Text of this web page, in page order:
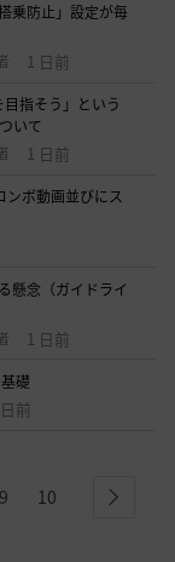
乗防止」設定が毎
1 日前
目指そう」という
いて
1 日前
ンボ動画並びにス
懸念（ガイドライ
1 日前
礎
前
9 10 next